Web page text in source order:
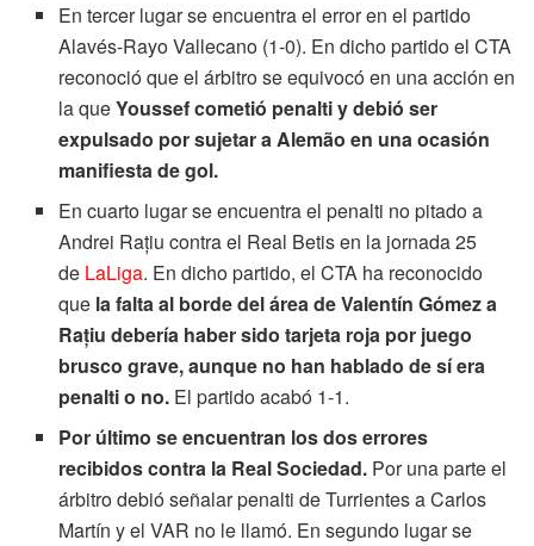
En tercer lugar se encuentra el error en el partido
Alavés-Rayo Vallecano (1-0). En dicho partido el CTA
reconoció que el árbitro se equivocó en una acción en
la queYoussef cometió penalti y debió ser
expulsado por sujetar a Alemão en una ocasión
manifiesta de gol.
En cuarto lugar se encuentra el penalti no pitado a
Andrei Rațiu contra el Real Betis en la jornada 25
de LaLiga. En dicho partido, el CTA ha reconocido
que la falta al borde del área de Valentín Gómez a
Rațiu debería haber sido tarjeta roja por juego
brusco grave, aunque no han hablado de sí era
penalti o no. El partido acabó 1-1.
Por último se encuentran los dos errores
recibidos contra la Real Sociedad. Por una parte el
árbitro debió señalar penalti de Turrientes a Carlos
Martín y el VAR no le llamó. En segundo lugar se